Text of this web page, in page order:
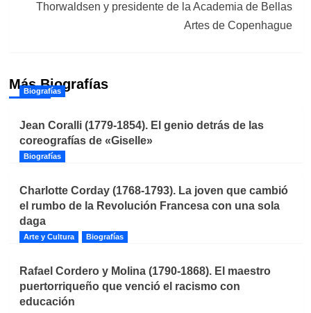
Thorwaldsen y presidente de la Academia de Bellas
Artes de Copenhague
Más Biografías
Biografías
Jean Coralli (1779-1854). El genio detrás de las
coreografías de «Giselle»
Biografías
Charlotte Corday (1768-1793). La joven que cambió
el rumbo de la Revolución Francesa con una sola
daga
Arte y Cultura Biografías
Rafael Cordero y Molina (1790-1868). El maestro
puertorriqueño que venció el racismo con
educación